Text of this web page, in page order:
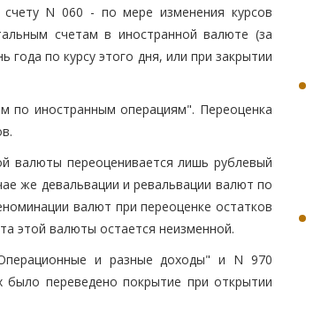
N 060 - по мере изменения курсов
счетам в иностранной валюте (за
года по курсу этого дня, или при закрытии
по иностранным операциям". Переоценка
валюты переоценивается лишь рублевый
же девальвации и ревальвации валют по
валют при переоценке остатков
этой валюты остается неизменной.
и разные доходы" и N 970
переведено покрытие при открытии